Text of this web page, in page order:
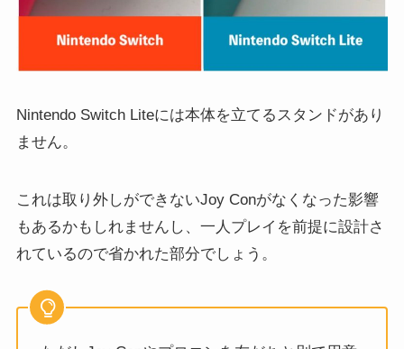
Nintendo Switch Liteには本体を立てるスタンドがあり
ません。
これは取り外しができないJoy Conがなくなった影響
もあるかもしれませんし、一人プレイを前提に設計さ
れているので省かれた部分でしょう。